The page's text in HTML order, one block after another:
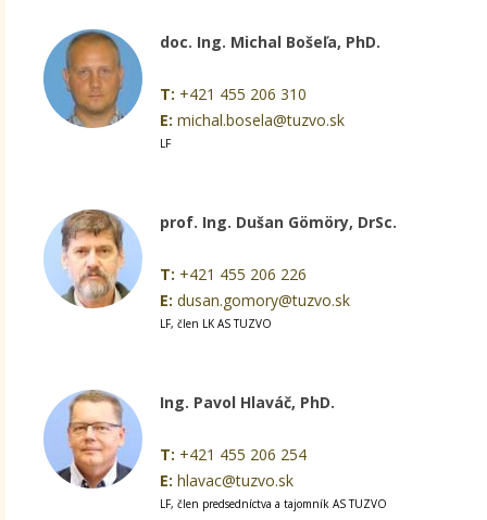
doc. Ing. Michal Bošeľa, PhD.
T: +421 455 206 310
E: michal.bosela@tuzvo.sk
LF
prof. Ing. Dušan Gömöry, DrSc.
T: +421 455 206 226
E: dusan.gomory@tuzvo.sk
LF, člen LK AS TUZVO
Ing. Pavol Hlaváč, PhD.
T: +421 455 206 254
E: hlavac@tuzvo.sk
LF, člen predsedníctva a tajomník AS TUZVO